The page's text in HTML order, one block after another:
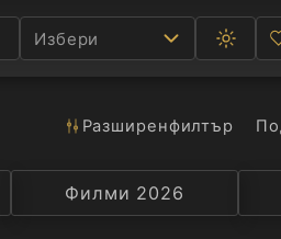
Избери
Разширенфилтър
Селекция
Филми 2026